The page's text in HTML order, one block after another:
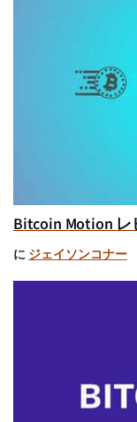
Bitcoin Motion レ
に ジェイソンコナー